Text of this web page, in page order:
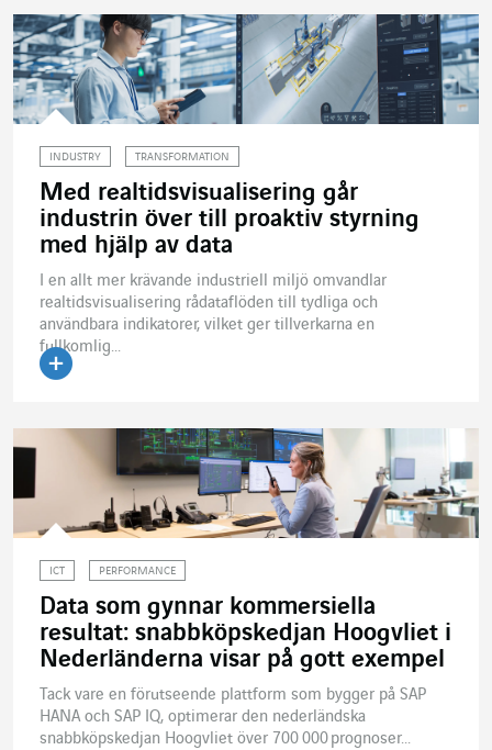
INDUSTRY TRANSFORMATION
Med realtidsvisualisering går
industrin över till proaktiv styrning
med hjälp av data
I en allt mer krävande industriell miljö omvandlar
realtidsvisualisering rådataflöden till tydliga och
användbara indikatorer, vilket ger tillverkarna en
fullkomlig...
ICT PERFORMANCE
Data som gynnar kommersiella
resultat: snabbköpskedjan Hoogvliet i
Nederländerna visar på gott exempel
Tack vare en förutseende plattform som bygger på SAP
HANA och SAP IQ, optimerar den nederländska
snabbköpskedjan Hoogvliet över 700 000 prognoser...